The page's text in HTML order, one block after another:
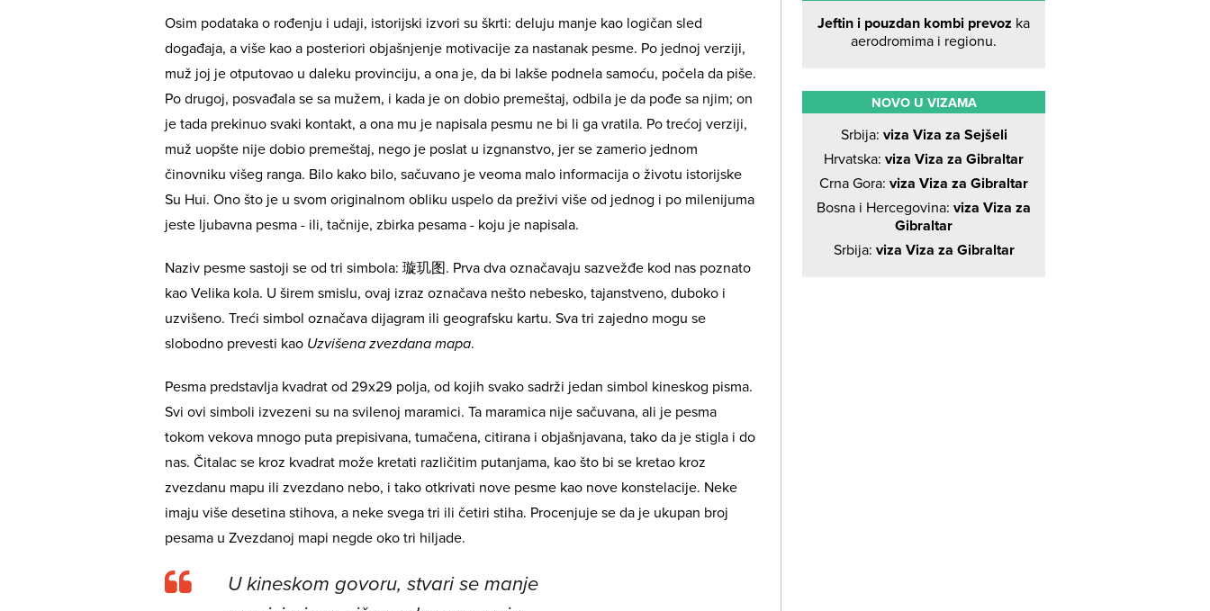
Osim podataka o rođenju i udaji, istorijski izvori su škrti: deluju manje kao logičan sled
događaja, a više kao a posteriori objašnjenje motivacije za nastanak pesme. Po jednoj verziji,
muž joj je otputovao u daleku provinciju, a ona je, da bi lakše podnela samoću, počela da piše.
Po drugoj, posvađala se sa mužem, i kada je on dobio premeštaj, odbila je da pođe sa njim; on
je tada prekinuo svaki kontakt, a ona mu je napisala pesmu ne bi li ga vratila. Po trećoj verziji,
muž uopšte nije dobio premeštaj, nego je poslat u izgnanstvo, jer se zamerio jednom
činovniku višeg ranga. Bilo kako bilo, sačuvano je veoma malo informacija o životu istorijske
Su Hui. Ono što je u svom originalnom obliku uspelo da preživi više od jednog i po milenijuma
jeste ljubavna pesma - ili, tačnije, zbirka pesama - koju je napisala.
Naziv pesme sastoji se od tri simbola: 璇玑图. Prva dva označavaju sazvežđe kod nas poznato
kao Velika kola. U širem smislu, ovaj izraz označava nešto nebesko, tajanstveno, duboko i
uzvišeno. Treći simbol označava dijagram ili geografsku kartu. Sva tri zajedno mogu se
slobodno prevesti kao Uzvišena zvezdana mapa.
Pesma predstavlja kvadrat od 29x29 polja, od kojih svako sadrži jedan simbol kineskog pisma.
Svi ovi simboli izvezeni su na svilenoj maramici. Ta maramica nije sačuvana, ali je pesma
tokom vekova mnogo puta prepisivana, tumačena, citirana i objašnjavana, tako da je stigla i do
nas. Čitalac se kroz kvadrat može kretati različitim putanjama, kao što bi se kretao kroz
zvezdanu mapu ili zvezdano nebo, i tako otkrivati nove pesme kao nove konstelacije. Neke
imaju više desetina stihova, a neke svega tri ili četiri stiha. Procenjuje se da je ukupan broj
pesama u Zvezdanoj mapi negde oko tri hiljade.
U kineskom govoru, stvari se manje
Jeftin i pouzdan kombi prevoz ka
aerodromima i regionu.
NOVO U VIZAMA
Srbija: viza Viza za Sejšeli
Hrvatska: viza Viza za Gibraltar
Crna Gora: viza Viza za Gibraltar
Bosna i Hercegovina: viza Viza za
Gibraltar
Srbija: viza Viza za Gibraltar